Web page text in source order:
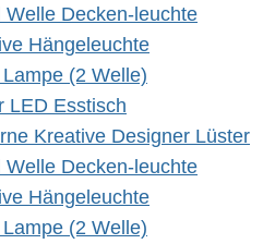
LED Esstisch
Kreative Designer Lüster
Decken-leuchte
Hängeleuchte
(2 Welle)